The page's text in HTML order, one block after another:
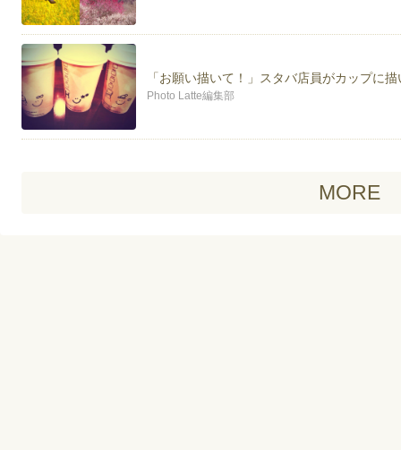
「お願い描いて！」スタバ店員がカップに
Photo Latte編集部
MORE